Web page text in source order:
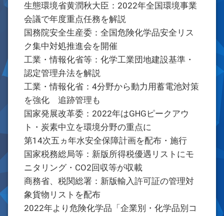
生態環境省黄潤秋大臣：2022年全国環境事業
会議で年度重点任務を解説
国務院安全生産委：全国危険化学品安全リス
ク集中対処推進会を開催
工業・情報化省等：化学工業団地建設基準・
認定管理弁法を解説
工業・情報化省：4分野から動力用蓄電池対策
を強化 追跡管理も
国家発展改革委：2022年はGHGピークアウ
ト・炭素中立を環境分野の重点に
第14次五ヵ年水安全保障計画を配布・施行
国家税務総局等：新版所得税優遇リストにモ
ニタリング・CO2回収等が収載
商務省、税関総署：新版輸入許可証の管理対
象貨物リストを配布
2022年より危険化学品「企業別・化学品別コ